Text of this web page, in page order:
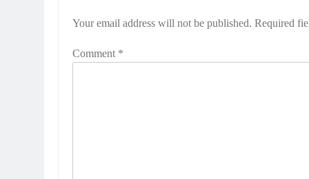
Your email address will not be published. Required
Comment *